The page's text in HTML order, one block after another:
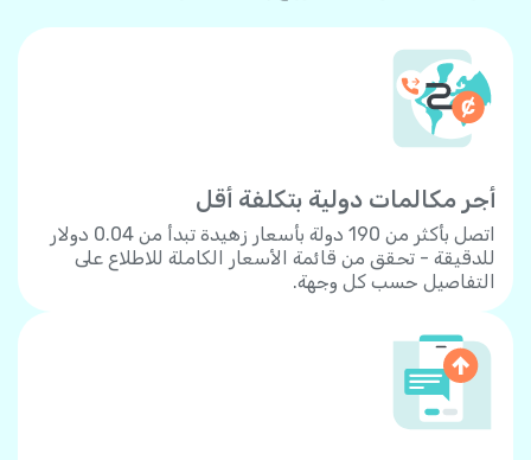
أجر مكالمات دولية بتكلفة أقل
اتصل بأكثر من 190 دولة بأسعار زهيدة تبدأ من 0.04 دولار
للدقيقة - تحقق من قائمة الأسعار الكاملة للاطلاع على
التفاصيل حسب كل وجهة.